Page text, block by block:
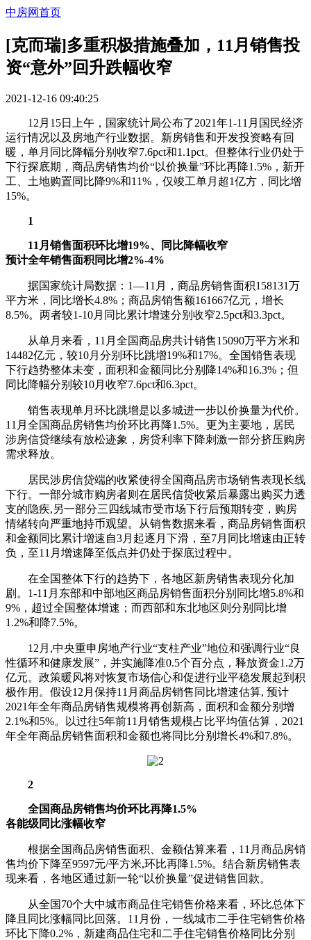
中房网首页
[克而瑞]多重积极措施叠加，11月销售投
资“意外”回升跌幅收窄
2021-12-16 09:40:25
12月15日上午，国家统计局公布了2021年1-11月国民经济
运行情况以及房地产行业数据。新房销售和开发投资略有回
暖，单月同比降幅分别收窄7.6pct和1.1pct。但整体行业仍处于
下行探底期，商品房销售均价“以价换量”环比再降1.5%，新开
工、土地购置同比降9%和11%，仅竣工单月超1亿方，同比增
15%。
1
11月销售面积环比增19%、同比降幅收窄
预计全年销售面积同比增2%-4%
据国家统计局数据：1—11月，商品房销售面积158131万
平方米，同比增长4.8%；商品房销售额161667亿元，增长
8.5%。两者较1-10月同比累计增速分别收窄2.5pct和3.3pct。
从单月来看，11月全国商品房共计销售15090万平方米和
14482亿元，较10月分别环比跳增19%和17%。全国销售表现
下行趋势整体未变，面积和金额同比分别降14%和16.3%；但
同比降幅分别较10月收窄7.6pct和6.3pct。
销售表现单月环比跳增是以多城进一步以价换量为代价。
11月全国商品房销售均价环比再降1.5%。更为主要地，居民
涉房信贷继续有放松迹象，房贷利率下降刺激一部分挤压购房
需求释放。
居民涉房信贷端的收紧使得全国商品房市场销售表现长线
下行。一部分城市购房者则在居民信贷收紧后暴露出购买力透
支的隐疾,另一部分三四线城市受市场下行后预期转变，购房
情绪转向严重地持币观望。从销售数据来看，商品房销售面积
和金额同比累计增速自3月起逐月下滑，至7月同比增速由正转
负，至11月增速降至低点并仍处于探底过程中。
在全国整体下行的趋势下，各地区新房销售表现分化加
剧。1-11月东部和中部地区商品房销售面积分别同比增5.8%和
9%，超过全国整体增速；而西部和东北地区则分别同比增
1.2%和降7.5%。
12月,中央重申房地产行业“支柱产业”地位和强调行业“良
性循环和健康发展”，并实施降准0.5个百分点，释放资金1.2万
亿元。政策暖风将对恢复市场信心和促进行业平稳发展起到积
极作用。假设12月保持11月商品房销售同比增速估算, 预计
2021年全年商品房销售规模将再创新高，面积和金额分别增
2.1%和5%。以过往5年前11月销售规模占比平均值估算，2021
年全年商品房销售面积和金额也将同比分别增长4%和7.8%。
2
全国商品房销售均价环比再降1.5%
各能级同比涨幅收窄
根据全国商品房销售面积、金额估算来看，11月商品房销
售均价下降至9597元/平方米,环比再降1.5%。结合新房销售表
现来看，各地区通过新一轮“以价换量”促进销售回款。
从全国70个大中城市商品住宅销售价格来看，环比总体下
降且同比涨幅同比回落。11月份，一线城市二手住宅销售价格
环比下降0.2%，新建商品住宅和二手住宅销售价格同比分别